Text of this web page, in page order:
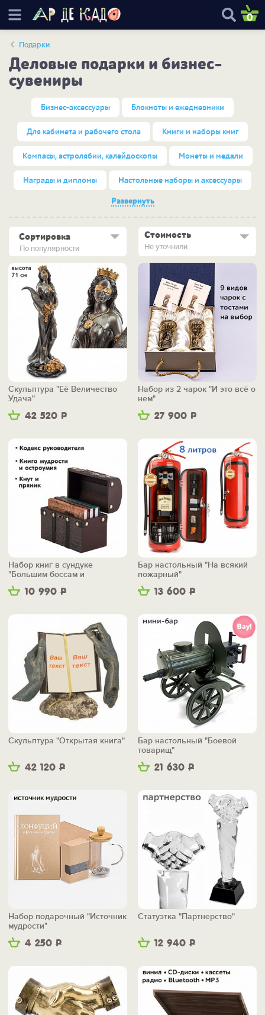
0
Подарки
Деловые подарки и бизнес-
сувениры
Бизнес-аксессуары Блокноты и ежедневники
Для кабинета и рабочего стола Книги и наборы книг
Компасы, астролябии, калейдоскопы Монеты и медали
Награды и дипломы Настольные наборы и аксессуары
Развернуть
По популярности
Сортировка Стоимость
Не уточнили
42 520 Р
Скульптура "Её Величество
Удача"
27 900 Р
Набор из 2 чарок "И это всё о
нем"
10 990 Р
Набор книг в сундуке
"Большим боссам и
маленьким"
13 600 Р
Бар настольный "На всякий
пожарный"
42 120 Р
Скульптура "Открытая книга"
21 630 Р
Бар настольный "Боевой
товарищ"
4 250 Р
Набор подарочный "Источник
мудрости"
12 940 Р
Статуэтка "Партнерство"